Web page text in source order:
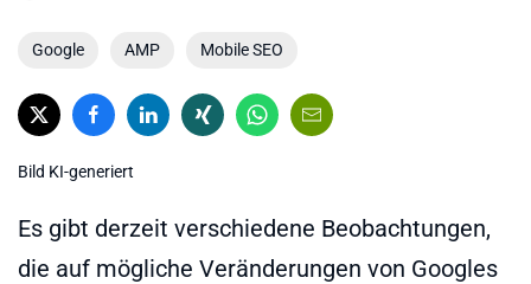
Google AMP Mobile SEO
Bild KI-generiert
Es gibt derzeit verschiedene Beobachtungen,
die auf mögliche Veränderungen von Googles